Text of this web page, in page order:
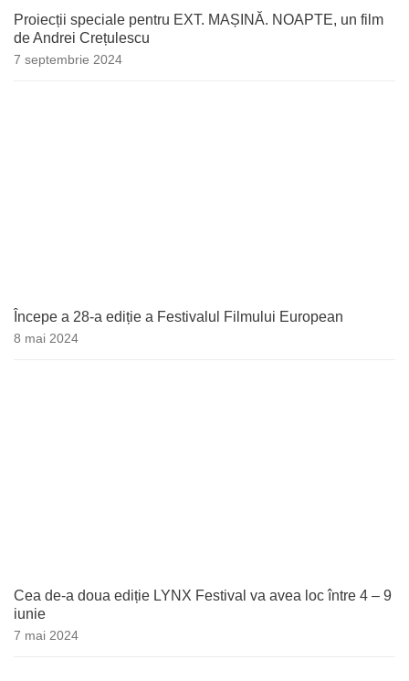
Proiecții speciale pentru EXT. MAȘINĂ. NOAPTE, un film
de Andrei Crețulescu
7 septembrie 2024
Începe a 28-a ediție a Festivalul Filmului European
8 mai 2024
Cea de-a doua ediție LYNX Festival va avea loc între 4 – 9
iunie
7 mai 2024